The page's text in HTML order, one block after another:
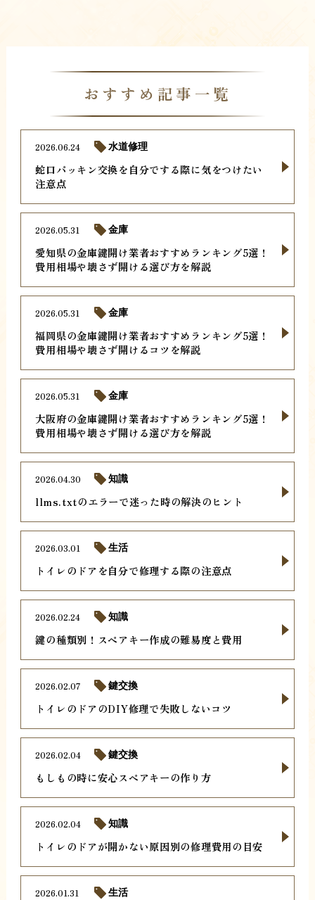
おすすめ記事一覧
蛇口パッキン交換を自分でする際に気をつけたい
注意点
2026.06.24 水道修理
愛知県の金庫鍵開け業者おすすめランキング5選！
費用相場や壊さず開ける選び方を解説
2026.05.31 金庫
福岡県の金庫鍵開け業者おすすめランキング5選！
費用相場や壊さず開けるコツを解説
2026.05.31 金庫
大阪府の金庫鍵開け業者おすすめランキング5選！
費用相場や壊さず開ける選び方を解説
2026.05.31 金庫
llms.txtのエラーで迷った時の解決のヒント
2026.04.30 知識
トイレのドアを自分で修理する際の注意点
2026.03.01 生活
鍵の種類別！スペアキー作成の難易度と費用
2026.02.24 知識
トイレのドアのDIY修理で失敗しないコツ
2026.02.07 鍵交換
もしもの時に安心スペアキーの作り方
2026.02.04 鍵交換
トイレのドアが開かない原因別の修理費用の目安
2026.02.04 知識
2026.01.31 生活